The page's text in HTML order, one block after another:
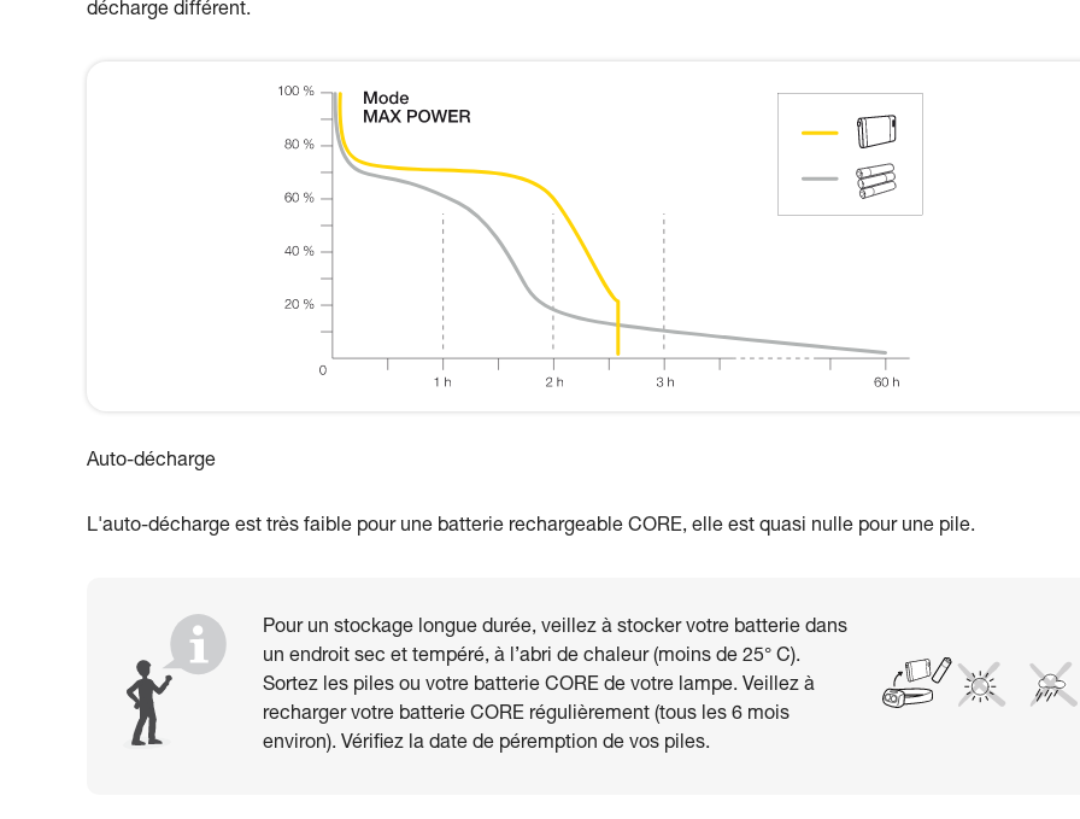
décharge différent.
Auto-décharge
L'auto-décharge est très faible pour une batterie rechargeable CORE, elle est quasi nulle pour une pile.
Pour un stockage longue durée, veillez à stocker votre batterie dans
un endroit sec et tempéré, à l’abri de chaleur (moins de 25° C).
Sortez les piles ou votre batterie CORE de votre lampe. Veillez à
recharger votre batterie CORE régulièrement (tous les 6 mois
environ). Vérifiez la date de péremption de vos piles.